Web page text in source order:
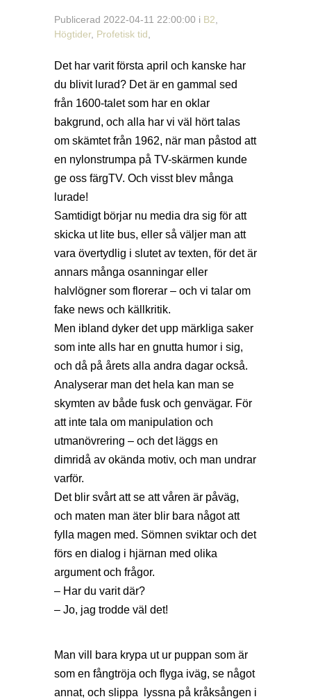
Publicerad 2022-04-11 22:00:00 i B2
Högtider, Profetisk tid
Det har varit första april och kanske har
du blivit lurad? Det är en gammal sed
från 1600-talet som har en oklar
bakgrund, och alla har vi väl hört talas
om skämtet från 1962, när man påstod att
en nylonstrumpa på TV-skärmen kunde
ge oss färgTV. Och visst blev många
lurade!
Samtidigt börjar nu media dra sig för att
skicka ut lite bus, eller så väljer man att
vara övertydlig i slutet av texten, för det är
annars många osanningar eller
halvlögner som florerar – och vi talar om
fake news och källkritik.
Men ibland dyker det upp märkliga saker
som inte alls har en gnutta humor i sig,
och då på årets alla andra dagar också.
Analyserar man det hela kan man se
skymten av både fusk och genvägar. För
att inte tala om manipulation och
utmanövrering – och det läggs en
dimridå av okända motiv, och man undrar
varför.
Det blir svårt att se att våren är påväg,
och maten man äter blir bara något att
fylla magen med. Sömnen sviktar och det
förs en dialog i hjärnan med olika
argument och frågor.
– Har du varit där?
– Jo, jag trodde väl det!
Man vill bara krypa ut ur puppan som är
som en fångtröja och flyga iväg, se något
annat, och slippa lyssna på kråksången i